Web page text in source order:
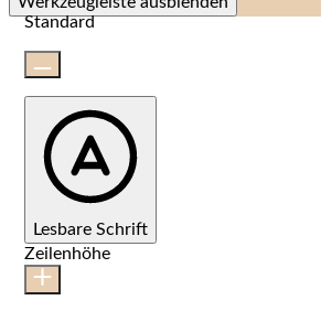
Standard
Lesbare Schrift
Zeilenhöhe